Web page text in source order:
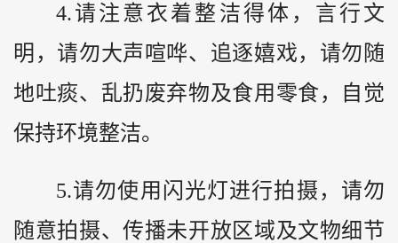
4.请注意衣着整洁得体，言行文
明，请勿大声喧哗、追逐嬉戏，请勿随
地吐痰、乱扔废弃物及食用零食，自觉
保持环境整洁。
5.请勿使用闪光灯进行拍摄，请勿
随意拍摄、传播未开放区域及文物细节